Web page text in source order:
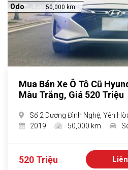
Odo 50,000 km
Mua Bán Xe Ô Tô Cũ
Màu Trắng, Giá 520 Triệu
Số 2 Dương Đình Nghệ, Yên
2019
50,000 km
520 Triệu